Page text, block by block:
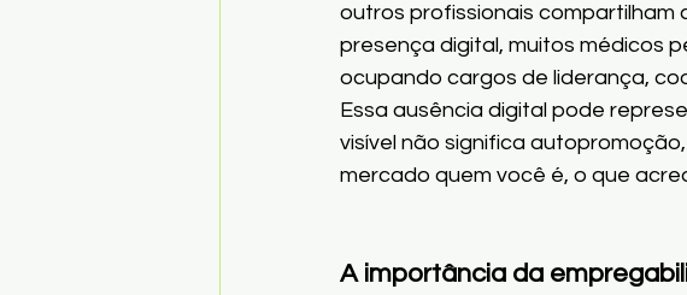
outros profissionais compartilham
presença digital, muitos médicos
ocupando cargos de liderança,
Essa ausência digital pode
visível não significa autopromoção,
mercado quem você é, o que
A importância da